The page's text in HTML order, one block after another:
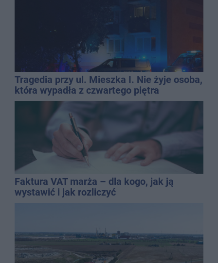
Tragedia przy ul. Mieszka I. Nie żyje osoba,
która wypadła z czwartego piętra
Faktura VAT marża – dla kogo, jak ją
wystawić i jak rozliczyć